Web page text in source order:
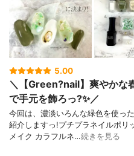
5.00
＼【Green?nail】爽やかな
で手元を飾ろっ?✨／
今回は、濃淡いろんな緑色を使っ
紹介しますっ!プチプラネイルポリ
メイク カラフルネ…続きを見る